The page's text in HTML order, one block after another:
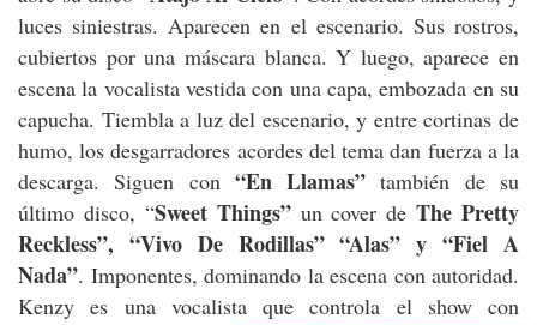
luces siniestras. Aparecen en el escenario. Sus rostros,
cubiertos por una máscara blanca. Y luego, aparece en
escena la vocalista vestida con una capa, embozada en su
capucha. Tiembla a luz del escenario, y entre cortinas de
humo, los desgarradores acordes del tema dan fuerza a la
descarga. Siguen con “En Llamas” también de su
último disco, “Sweet Things”un cover deThe Pretty
Reckless”, “Vivo De Rodillas” “Alas” y “Fiel A
Nada”. Imponentes, dominando la escena con autoridad.
Kenzy es una vocalista que controla el show con